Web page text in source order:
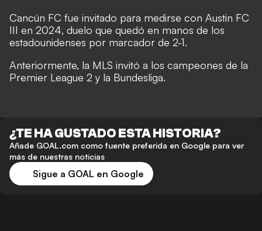
Cancún FC fue invitado para medirse con Austin FC
III en 2024, duelo que quedó en manos de los
estadounidenses por marcador de 2-1.
Anteriormente, la MLS invitó a los campeones de la
Premier League 2 y la Bundesliga.
¿TE HA GUSTADO ESTA HISTORIA?
Añade GOAL.com como fuente preferida en Google para ver
más de nuestras noticias
Sigue a GOAL en Google